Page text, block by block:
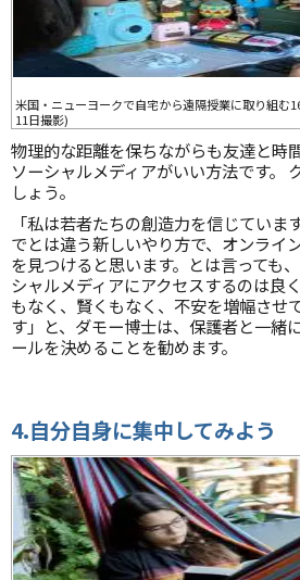
米国・ニューヨークで自宅から遠隔授業に取り組む
11日撮影)
物理的な距離を保ちながらも友達と時
ソーシャルメディアがいい方法です。
しょう。
「私は若者たちの創造力を信じていま
でとは違う新しいやり方で、オンライ
を見つけると思います。とは言っても
シャルメディアにアクセスするのは良
もなく、賢くもなく、不安を増幅させ
す」と、ダモー博士は、保護者と一緒
ールを決めることを勧めます。
4.自分自身に集中してみよう